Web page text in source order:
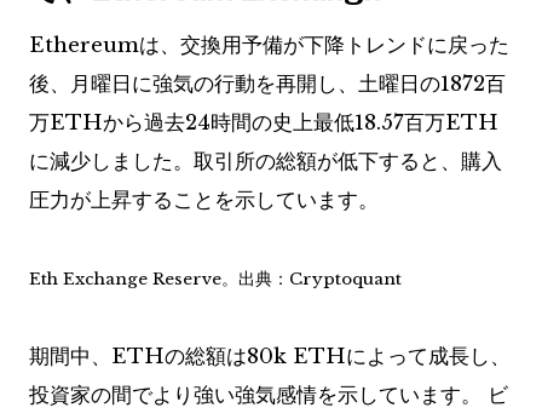
Ethereumは、交換用予備が下降トレンドに戻った
後、月曜日に強気の行動を再開し、土曜日の1872百
万ETHから過去24時間の史上最低18.57百万ETH
に減少しました。取引所の総額が低下すると、購入
圧力が上昇することを示しています。
Eth Exchange Reserve。出典：Cryptoquant
期間中、ETHの総額は80k ETHによって成長し、
投資家の間でより強い強気感情を示しています。
ビ